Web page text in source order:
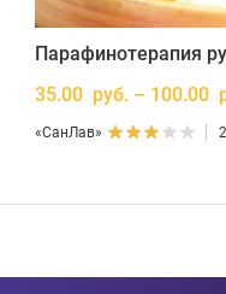
Парафинотерапия
35.00 руб. – 100.00
«СанЛав»